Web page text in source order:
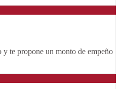
te propone un monto de empeño